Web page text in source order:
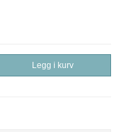
Legg i kurv